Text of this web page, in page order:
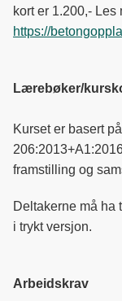
kort er 1.200,- Les
https://
Lærebøker/
Kurset er basert på
framstilling og
Deltakerne må ha
i trykt versjon.
Arbeidskrav